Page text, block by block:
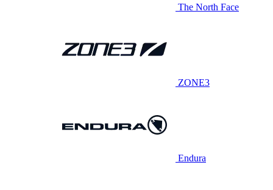
The North Face
ZONE3
Endura